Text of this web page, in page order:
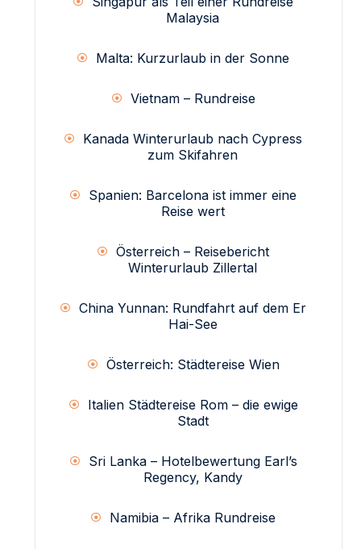
Malaysia
Malta: Kurzurlaub in der Sonne
Vietnam – Rundreise
Kanada Winterurlaub nach Cypress
zum Skifahren
Spanien: Barcelona ist immer eine
Reise wert
Österreich – Reisebericht
Winterurlaub Zillertal
China Yunnan: Rundfahrt auf dem Er
Hai-See
Österreich: Städtereise Wien
Italien Städtereise Rom – die ewige
Stadt
Sri Lanka – Hotelbewertung Earl’s
Regency, Kandy
Namibia – Afrika Rundreise